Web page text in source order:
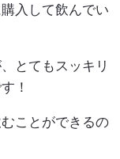
入して飲んでい
とてもスッキリ
！
ことができるの